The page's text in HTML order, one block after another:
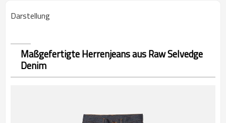
Darstellung
Maßgefertigte Herrenjeans aus Raw Selvedge
Denim